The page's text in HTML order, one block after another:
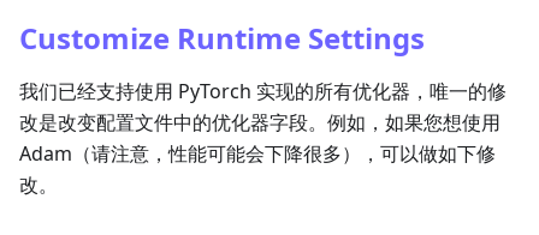
Customize Runtime Settings
我们已经支持使用 PyTorch 实现的所有优化器，唯一的修
改是改变配置文件中的优化器字段。例如，如果您想使用
Adam（请注意，性能可能会下降很多），可以做如下修
改。